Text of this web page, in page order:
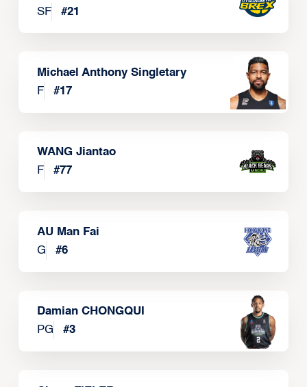
SF
#21
Michael Anthony Singletary
F
#17
WANG Jiantao
F
#77
AU Man Fai
G
#6
Damian CHONGQUI
PG
#3